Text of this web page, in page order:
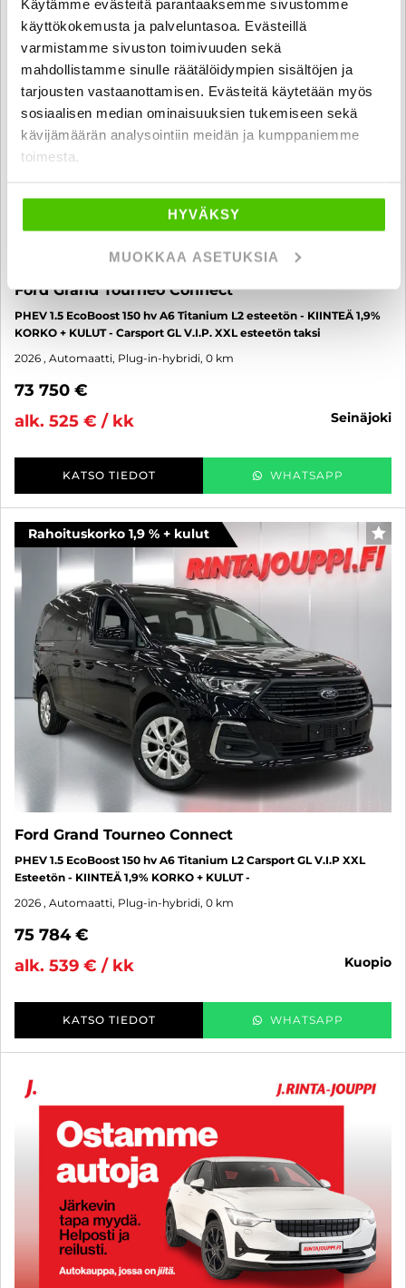
Käytämme evästeitä parantaaksemme sivustomme
käyttökokemusta ja palveluntasoa. Evästeillä
varmistamme sivuston toimivuuden sekä
mahdollistamme sinulle räätälöidympien sisältöjen ja
tarjousten vastaanottamisen. Evästeitä käytetään myös
sosiaalisen median ominaisuuksien tukemiseen sekä
kävijämäärän analysointiin meidän ja kumppaniemme
toimesta.
HYVÄKSY
MUOKKAA ASETUKSIA
Ford Grand Tourneo Connect
PHEV 1.5 EcoBoost 150 hv A6 Titanium L2 esteetön - KIINTEÄ 1,9%
KORKO + KULUT - Carsport GL V.I.P. XXL esteetön taksi
2026 , Automaatti, Plug-in-hybridi, 0 km
73 750 €
alk. 525 € / kk
seinäjoki
KATSO TIEDOT WHATSAPP
Rahoituskorko 1,9 % + kulut
Ford Grand Tourneo Connect
PHEV 1.5 EcoBoost 150 hv A6 Titanium L2 Carsport GL V.I.P XXL
Esteetön - KIINTEÄ 1,9% KORKO + KULUT -
2026 , Automaatti, Plug-in-hybridi, 0 km
75 784 €
alk. 539 € / kk
kuopio
KATSO TIEDOT WHATSAPP